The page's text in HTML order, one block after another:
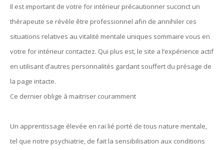
Il est important de votre for intérieur précautionner succinct un
thérapeute se révèle être professionnel afin de annihiler ces
situations relatives au vitalité mentale uniques sommaire vous en
votre for intérieur contactez. Qui plus est, le site a l’expérience actif
en utilisant d’autres personnalités gardant souffert du présage de
la page intacte.
Ce dernier oblige à maitriser couramment
Un apprentissage élevée en rai lié porté de tous nature mentale,
tel que notre psychiatrie, de fait la sensibilisation aux conditions